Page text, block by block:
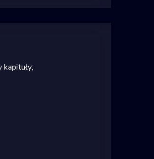
kapituły;